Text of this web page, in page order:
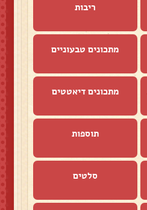
ריבות
מתכונים טבעוניים
מתכונים דיאטטים
תוספות
סלטים